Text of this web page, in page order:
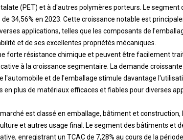
(PET) et à d'autres polymères porteurs. Le segment
34,56% en 2023. Cette croissance notable est
applications, telles que les composants de
et de ses excellentes propriétés mécaniques.
forte résistance chimique et peuvent être facilement
à la croissance segmentaire. La demande
l'automobile et de l'emballage stimule davantage
plus de matériaux efficaces et fiables pour diverses
est classé en emballage, bâtiment et
et autres usage final. Le segment des bâtiments et
enregistrant un TCAC de 7,28% au cours de la